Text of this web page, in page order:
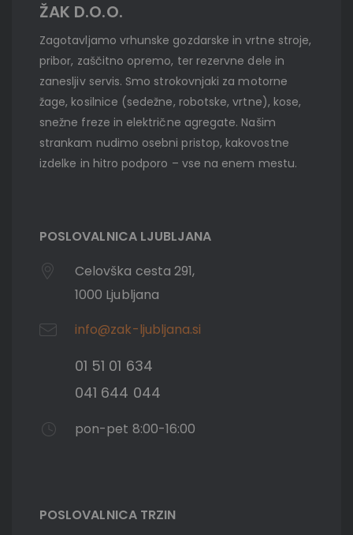
ŽAK D.O.O.
Zagotavljamo vrhunske gozdarske in vrtne stroje,
pribor, zaščitno opremo, ter rezervne dele in
zanesljiv servis. Smo strokovnjaki za motorne
žage, kosilnice (sedežne, robotske, vrtne), kose,
snežne freze in električne agregate. Našim
strankam nudimo osebni pristop, kakovostne
izdelke in hitro podporo – vse na enem mestu.
POSLOVALNICA LJUBLJANA
Celovška cesta 291,
1000 Ljubljana
info@zak-ljubljana.si
01 51 01 634
041 644 044
pon-pet 8:00-16:00
POSLOVALNICA TRZIN